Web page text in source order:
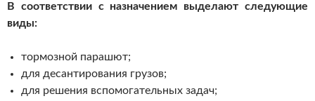
В соответствии с назначением выделают следующие
виды:
тормозной парашют;
для десантирования грузов;
для решения вспомогательных задач;